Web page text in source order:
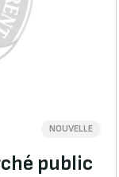
NOUVELLE
public